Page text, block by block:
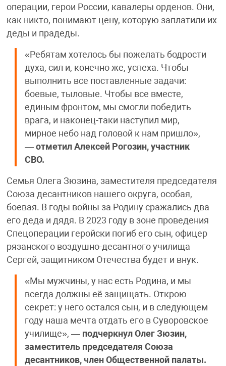
операции, герои России, кавалеры орденов. Они,
как никто, понимают цену, которую заплатили их
деды и прадеды.
«Ребятам хотелось бы пожелать бодрости
духа, сил и, конечно же, успеха. Чтобы
выполнить все поставленные задачи:
боевые, тыловые. Чтобы все вместе,
единым фронтом, мы смогли победить
врага, и наконец-таки наступил мир,
мирное небо над головой к нам пришло»,
—отметил Алексей Рогозин, участник
СВО.
Семья Олега Зюзина, заместителя председателя
Союза десантников нашего округа, особая,
боевая. В годы войны за Родину сражались два
его деда и дядя. В 2023 году в зоне проведения
Спецоперации геройски погиб его сын, офицер
рязанского воздушно-десантного училища
Сергей, защитником Отечества будет и внук.
«Мы мужчины, у нас есть Родина, и мы
всегда должны её защищать. Открою
секрет: у него остался сын, и в следующем
году наша мечта отдать его в Суворовское
училище», — подчеркнул Олег Зюзин,
заместитель председателя Союза
десантников, член Общественной палаты.